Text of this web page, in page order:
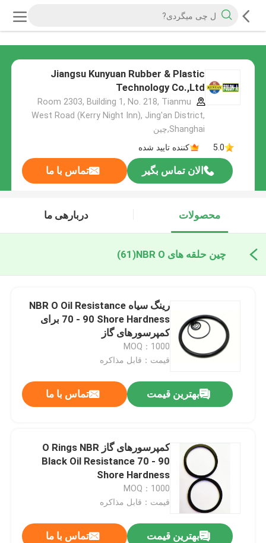
Jiangsu Kunyuan Rubber & Plastic
Technology Co.,Ltd
Room 2303, Building 1, No. 218, Tianmu
West Road (Kerry Night Inn), Jing'an District,
Shanghai,چین
5.0
کننده تایید شده
الان تماس بگیر تماس با ما
محصولات دربارهی ما
چین حلقه های NBR O (61)
رینگ سیاه NBR O Oil Resistance
70 - 90 Shore Hardness برای
کمپرسورهای گاز
MOQ：1000
قیمت：قابل مذاکره
بهترین قیمت تماس با ما
کمپرسورهای گاز O Rings NBR
Black Oil Resistance 70 - 90
Shore Hardness
MOQ：1000
قیمت：قابل مذاکره
بهترین قیمت تماس با ما